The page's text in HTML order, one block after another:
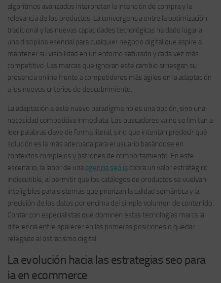
algoritmos avanzados interpretan la intención de compra y la
relevancia de los productos. La convergencia entre la optimización
tradicional y las nuevas capacidades tecnológicas ha dado lugar a
una disciplina esencial para cualquier negocio digital que aspire a
mantener su visibilidad en un entorno saturado y cada vez más
competitivo. Las marcas que ignoran este cambio arriesgan su
presencia online frente a competidores más ágiles en la adaptación
a los nuevos criterios de descubrimiento.
La adaptación a este nuevo paradigma no es una opción, sino una
necesidad competitiva inmediata. Los buscadores ya no se limitan a
leer palabras clave de forma literal, sino que intentan predecir qué
solución es la más adecuada para el usuario basándose en
contextos complejos y patrones de comportamiento. En este
escenario, la labor de una agencia seo ia cobra un valor estratégico
indiscutible, al permitir que los catálogos de productos se vuelvan
inteligibles para sistemas que priorizan la calidad semántica y la
precisión de los datos por encima del simple volumen de contenido.
Contar con especialistas que dominen estas tecnologías marca la
diferencia entre aparecer en las primeras posiciones o quedar
relegado al ostracismo digital.
La evolución hacia las estrategias seo para
ia en ecommerce